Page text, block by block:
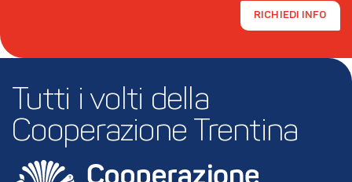
RICHIEDI INFO
Tutti i volti della
Cooperazione Trentina